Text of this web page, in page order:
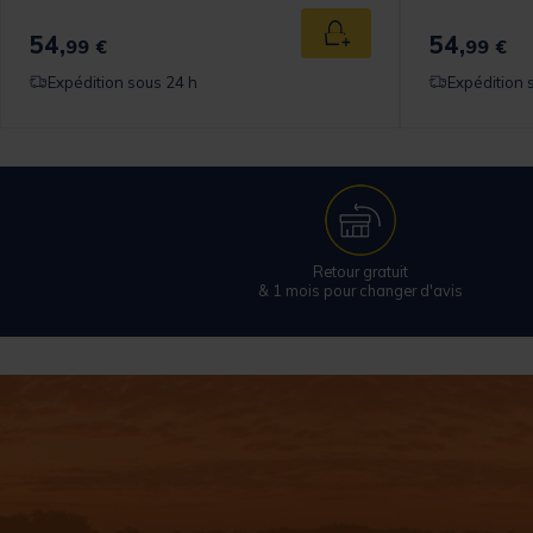
panier
54,99 € Ajouter au panier
Expédition sous 24 h
54,99 €
Expédition
Retour gratuit
& 1 mois pour changer d'avis